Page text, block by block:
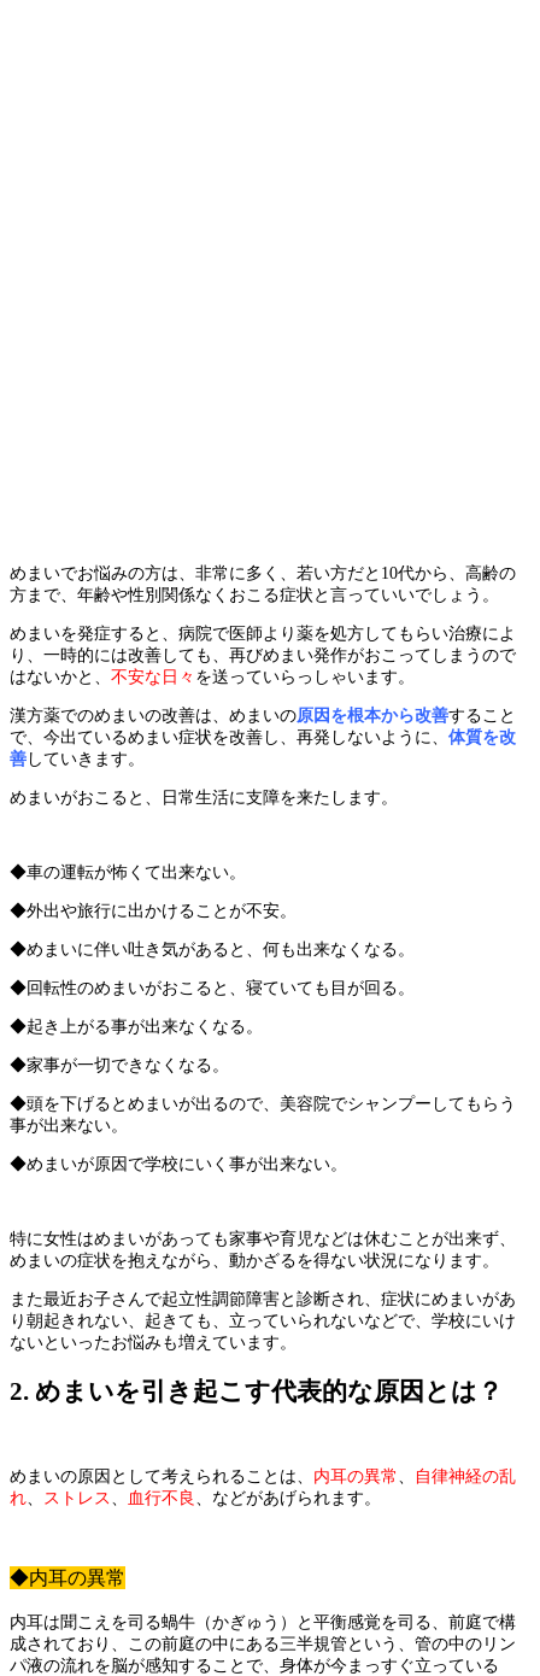
めまいでお悩みの方は、非常に多く、若い方だと10代から、高齢の
方まで、 年齢や性別関係なくおこる症状と言っていいでしょう。
めまいを発症すると、病院で医師より薬を処方してもらい治療によ
り、一時的には改善しても、再びめまい発作がおこってしまうので
はないかと、 不安な日々 を送っていらっしゃいます。
漢方薬でのめまいの改善は、めまいの原因を根本から改善すること
で、 今出ているめまい症状を改善し、再発しないように、 体質を改
善 していきます。
めまいがおこると、日常生活に支障を来たします。
◆車の運転が怖くて出来ない。
◆外出や旅行に出かけることが不安。
◆めまいに伴い吐き気があると、何も出来なくなる。
◆回転性のめまいがおこると、寝ていても目が回る。
◆起き上がる事が出来なくなる。
◆家事が一切できなくなる。
◆頭を下げるとめまいが出るので、美容院でシャンプーしてもらう
事が出来ない。
◆めまいが原因で学校にいく事が出来ない。
特に女性はめまいがあっても家事や育児などは休むことが出来ず、
めまいの症状を抱えながら、動かざるを得ない状況になります。
また最近お子さんで起立性調節障害と診断され、 症状にめまいがあ
り朝起きれない、起きても、立っていられないなどで、 学校にいけ
ないといったお悩みも増えています。
2. めまいを引き起こす代表的な原因とは？
めまいの原因として考えられることは、 内耳の異常
自律神経の乱
れ
ストレス 血行不良 、などがあげられます。
◆内耳の異常
内耳は聞こえを司る蝸牛（かぎゅう）と平衡感覚を司る、前庭で構
成されており、
この前庭の中にある三半規管という、管の中のリン
パ液の流れを脳が感知することで、身体が今まっすぐ立っている